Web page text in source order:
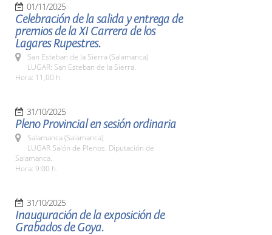
01/11/2025
Celebración de la salida y entrega de
premios de la XI Carrera de los
Lagares Rupestres.
San Esteban de la Sierra (Salamanca)
LUGAR: San Esteban de la Sierra.
Hora: 11,00 h.
31/10/2025
Pleno Provincial en sesión ordinaria
Salamanca (Salamanca)
LUGAR Salón de Plenos. Diputación de
Salamanca.
Hora: 9:00 h.
31/10/2025
Inauguración de la exposición de
Grabados de Goya.